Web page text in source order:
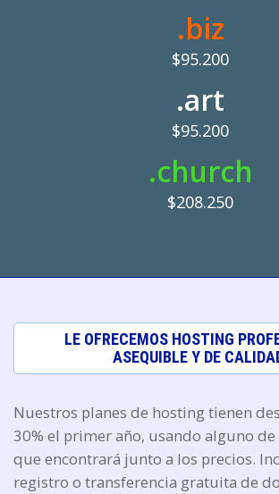
.biz
$95.200
.art
$95.200
.church
$208.250
LE OFRECEMOS HOSTING
ASEQUIBLE Y DE
Nuestros planes de hosting tienen
30% el primer año, usando alguno de
que encontrará junto a los precios.
registro o transferencia gratuita de